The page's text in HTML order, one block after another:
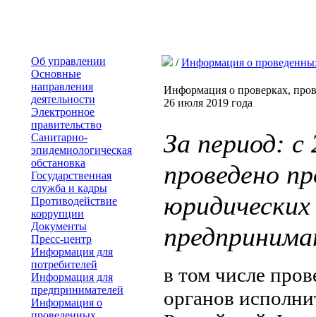
Об управлении
Основные
направления
деятельности
Электронное
правительство
Санитарно-
эпидемиологическая
обстановка
Государственная
служба и кадры
Противодействие
коррупции
Документы
Пресс-центр
Информация для
потребителей
Информация для
предпринимателей
Информация о
/Информация о
Информация о проверках,
26 июля 2019 года
За период:
проведено
в том числе
органов